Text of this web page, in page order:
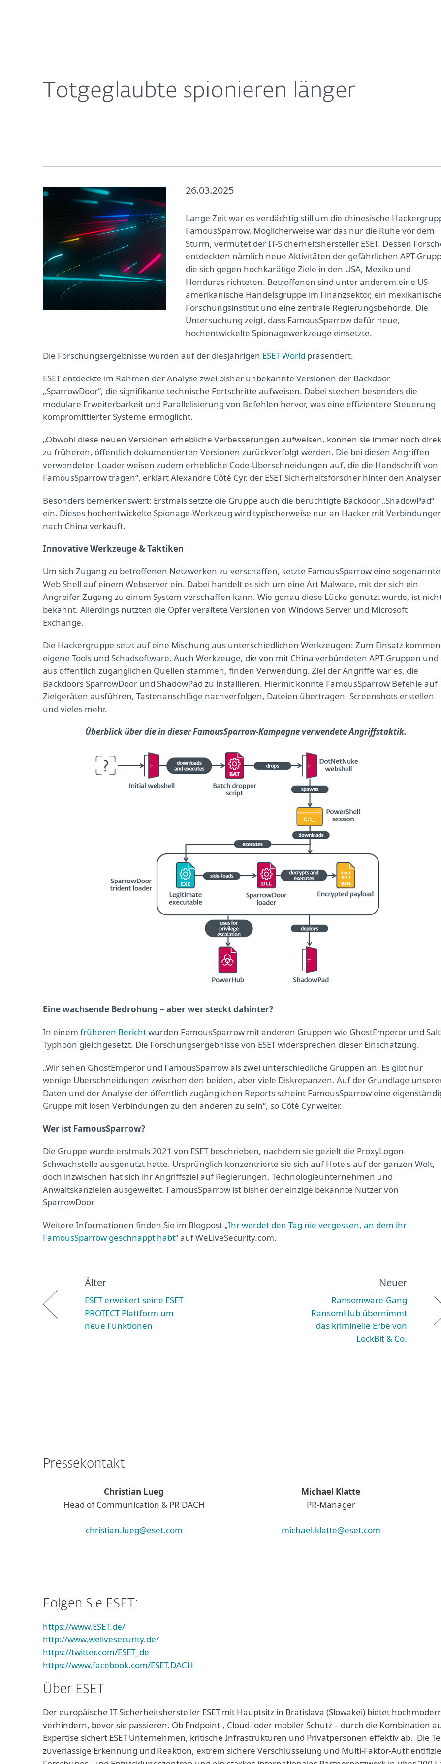
Totgeglaubte spionieren länger
26.03.2025
Lange Zeit war es verdächtig still um die chinesische
FamousSparrow. Möglicherweise war das nur die Ruhe vor dem
Sturm, vermutet der IT-Sicherheitshersteller ESET. Dessen
entdeckten nämlich neue Aktivitäten der gefährlichen APT-
die sich gegen hochkarätige Ziele in den USA, Mexiko und
Honduras richteten. Betroffenen sind unter anderem eine US-
amerikanische Handelsgruppe im Finanzsektor, ein
Forschungsinstitut und eine zentrale Regierungsbehörde. Die
Untersuchung zeigt, dass FamousSparrow dafür neue,
hochentwickelte Spionagewerkzeuge einsetzte.
Die Forschungsergebnisse wurden auf der diesjährigen ESET World präsentiert.
ESET entdeckte im Rahmen der Analyse zwei bisher unbekannte Versionen der Backdoor
„SparrowDoor“, die signifikante technische Fortschritte aufweisen. Dabei stechen besonders die
modulare Erweiterbarkeit und Parallelisierung von Befehlen hervor, was eine effizientere Steuerung
kompromittierter Systeme ermöglicht.
„Obwohl diese neuen Versionen erhebliche Verbesserungen aufweisen, können sie immer noch
zu früheren, öffentlich dokumentierten Versionen zurückverfolgt werden. Die bei diesen Angriffen
verwendeten Loader weisen zudem erhebliche Code-Überschneidungen auf, die die Handschrift von
FamousSparrow tragen“, erklärt Alexandre Côté Cyr, der ESET Sicherheitsforscher hinter den
Besonders bemerkenswert: Erstmals setzte die Gruppe auch die berüchtigte Backdoor „ShadowPad“
ein. Dieses hochentwickelte Spionage-Werkzeug wird typischerweise nur an Hacker mit
nach China verkauft.
Innovative Werkzeuge & Taktiken
Um sich Zugang zu betroffenen Netzwerken zu verschaffen, setzte FamousSparrow eine sogenannte
Web Shell auf einem Webserver ein. Dabei handelt es sich um eine Art Malware, mit der sich ein
Angreifer Zugang zu einem System verschaffen kann. Wie genau diese Lücke genutzt wurde, ist
bekannt. Allerdings nutzten die Opfer veraltete Versionen von Windows Server und Microsoft
Exchange.
Die Hackergruppe setzt auf eine Mischung aus unterschiedlichen Werkzeugen: Zum Einsatz kommen
eigene Tools und Schadsoftware. Auch Werkzeuge, die von mit China verbündeten APT-Gruppen und
aus öffentlich zugänglichen Quellen stammen, finden Verwendung. Ziel der Angriffe war es, die
Backdoors SparrowDoor und ShadowPad zu installieren. Hiermit konnte FamousSparrow Befehle auf
Zielgeräten ausführen, Tastenanschläge nachverfolgen, Dateien übertragen, Screenshots erstellen
und vieles mehr.
Überblick über die in dieser FamousSparrow-Kampagne verwendete Angriffstaktik.
Eine wachsende Bedrohung – aber wer steckt dahinter?
In einem früheren Berichtwurden FamousSparrow mit anderen Gruppen wie GhostEmperor und Salt
Typhoon gleichgesetzt. Die Forschungsergebnisse von ESET widersprechen dieser Einschätzung.
„Wir sehen GhostEmperor und FamousSparrow als zwei unterschiedliche Gruppen an. Es gibt nur
wenige Überschneidungen zwischen den beiden, aber viele Diskrepanzen. Auf der Grundlage
Daten und der Analyse der öffentlich zugänglichen Reports scheint FamousSparrow eine
Gruppe mit losen Verbindungen zu den anderen zu sein“, so Côté Cyr weiter.
Wer ist FamousSparrow?
Die Gruppe wurde erstmals 2021 von ESET beschrieben, nachdem sie gezielt die ProxyLogon-
Schwachstelle ausgenutzt hatte. Ursprünglich konzentrierte sie sich auf Hotels auf der ganzen Welt,
doch inzwischen hat sich ihr Angriffsziel auf Regierungen, Technologieunternehmen und
Anwaltskanzleien ausgeweitet. FamousSparrow ist bisher der einzige bekannte Nutzer von
SparrowDoor.
Weitere Informationen finden Sie im Blogpost „Ihr werdet den Tag nie vergessen, an dem ihr
FamousSparrow geschnappt habt“ auf WeLiveSecurity.com.
Älter
ESET erweitert seine ESET
PROTECT Plattform um
neue Funktionen
Neuer
Ransomware-Gang
RansomHub übernimmt
das kriminelle Erbe von
LockBit & Co.
Pressekontakt
Christian Lueg
Head of Communication & PR DACH
christian.lueg@eset.com
Michael Klatte
PR-Manager
michael.klatte@eset.com
Folgen Sie ESET:
https://www.ESET.de/
http://www.welivesecurity.de/
https://twitter.com/ESET_de
https://www.facebook.com/ESET.DACH
Über ESET
Der europäische IT-Sicherheitshersteller ESET mit Hauptsitz in Bratislava (Slowakei) bietet
verhindern, bevor sie passieren. Ob Endpoint-, Cloud- oder mobiler Schutz – durch die Kombination
Expertise sichert ESET Unternehmen, kritische Infrastrukturen und Privatpersonen effektiv ab. Die
zuverlässige Erkennung und Reaktion, extrem sichere Verschlüsselung und Multi-Faktor-